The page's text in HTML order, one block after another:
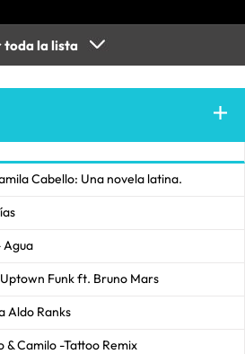
toda la lista
Cabello: Una novela latina.
Agua
Funk ft. Bruno Mars
Aldo Ranks
& Camilo -Tattoo Remix